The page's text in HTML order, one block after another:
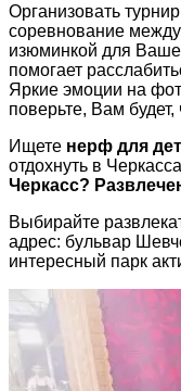
Организовать
соревнование
изюминкой для
помогает
Яркие эмоции на
поверьте, Вам будет,
Ищете нерф для
отдохнуть в
Черкасс?
Выбирайте
адрес: бульвар
интересный парк